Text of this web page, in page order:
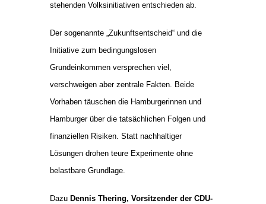
stehenden Volksinitiativen entschieden ab.
Der sogenannte „Zukunftsentscheid“ und die
Initiative zum bedingungslosen
Grundeinkommen versprechen viel,
verschweigen aber zentrale Fakten. Beide
Vorhaben täuschen die Hamburgerinnen und
Hamburger über die tatsächlichen Folgen und
finanziellen Risiken. Statt nachhaltiger
Lösungen drohen teure Experimente ohne
belastbare Grundlage.
Dazu Dennis Thering, Vorsitzender der CDU-